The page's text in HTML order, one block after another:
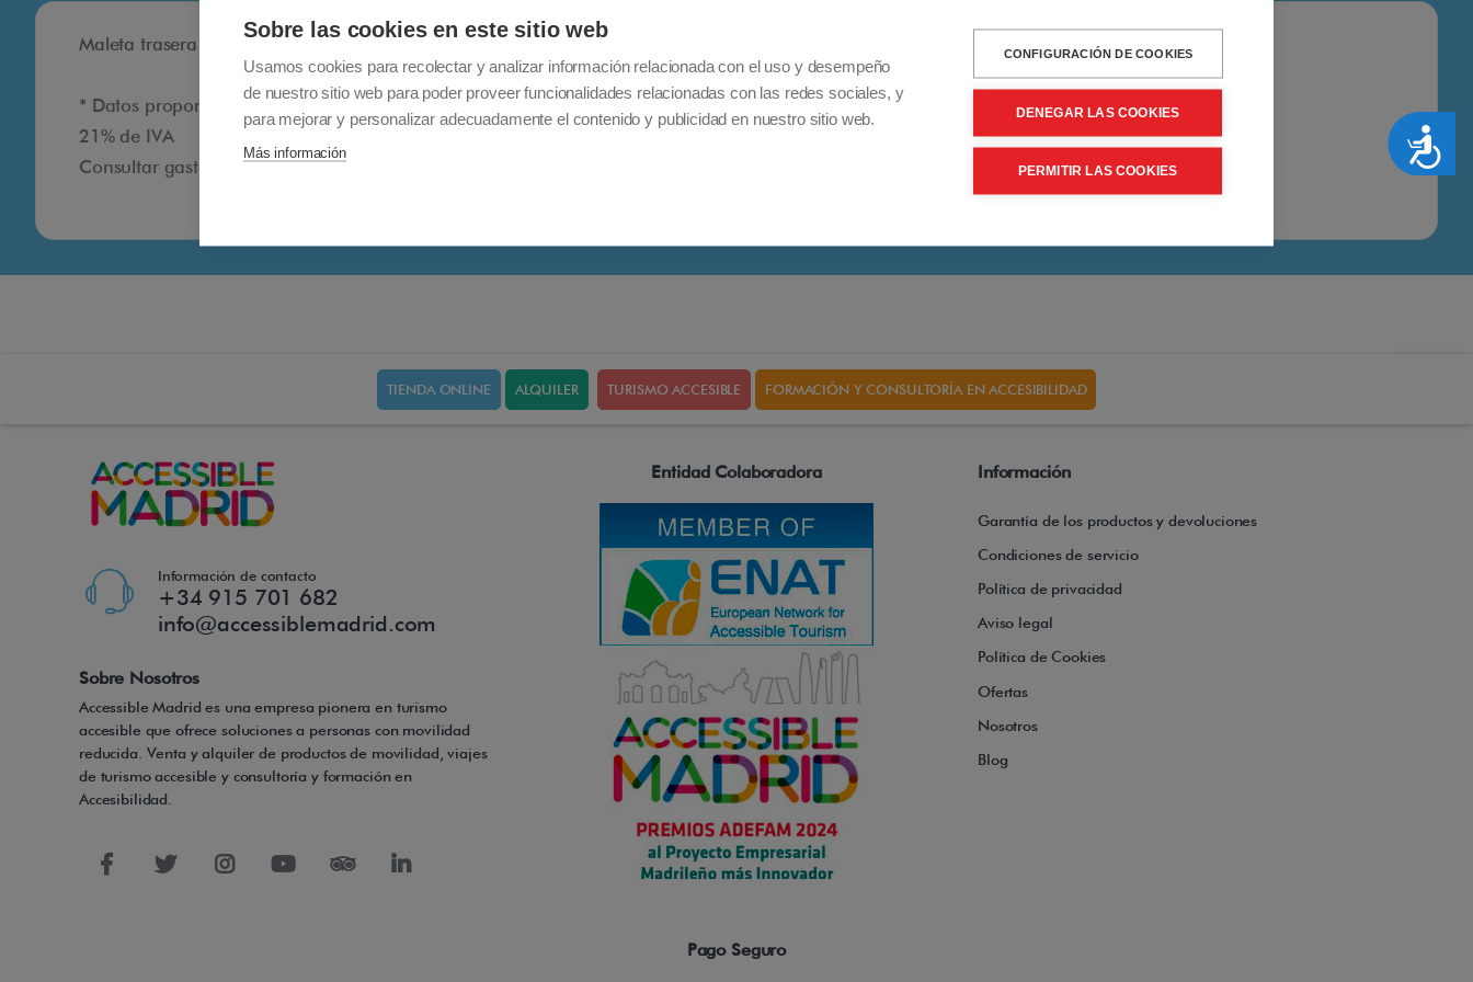
Accesibilidad
Maleta trasera con llave para Afiscooter
* Datos proporcionados por el fabricante.
21% de IVA
Consultar gastos de envío
TIENDA ONLINE ALQUILER TURISMO ACCESIBLE FORMACIÓN Y CONSULTORÍA EN ACCESIBILIDAD
Información de contacto
+34 915 701 682
info@accessiblemadrid.com
Sobre Nosotros
Accessible Madrid es una empresa pionera en turismo
accesible que ofrece soluciones a personas con movilidad
reducida. Venta y alquiler de productos de movilidad, viajes
de turismo accesible y consultoría y formación en
Accesibilidad.
Entidad Colaboradora
Pago Seguro
Información
Garantía de los productos y devoluciones
Condiciones de servicio
Política de privacidad
Aviso legal
Política de Cookies
Ofertas
Nosotros
Blog
Sobre las cookies en este sitio web
Usamos cookies para recolectar y analizar información relacionada con el uso y desempeño
de nuestro sitio web para poder proveer funcionalidades relacionadas con las redes sociales, y
para mejorar y personalizar adecuadamente el contenido y publicidad en nuestro sitio web.
Más información
CONFIGURACIÓN DE COOKIES
DENEGAR LAS COOKIES
PERMITIR LAS COOKIES